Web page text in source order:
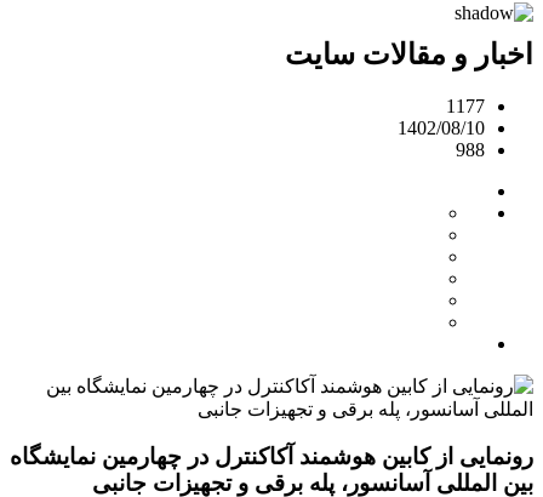
اخبار و مقالات سایت
1177
1402/08/10
988
رونمایی از کابین هوشمند آکاکنترل در چهارمین نمایشگاه
بین المللی آسانسور، پله برقی و تجهیزات جانبی